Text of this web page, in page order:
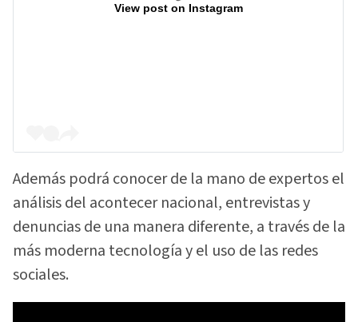
View post on Instagram
Además podrá conocer de la mano de expertos el
análisis del acontecer nacional, entrevistas y
denuncias de una manera diferente, a través de la
más moderna tecnología y el uso de las redes
sociales.